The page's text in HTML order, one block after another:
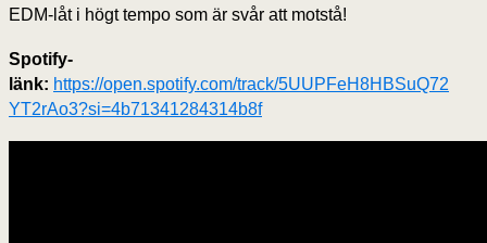
EDM-låt i högt tempo som är svår att motstå!
Spotify-
länk: https://open.spotify.com/track/5UUPFeH8HBSuQ72
YT2rAo3?si=4b71341284314b8f